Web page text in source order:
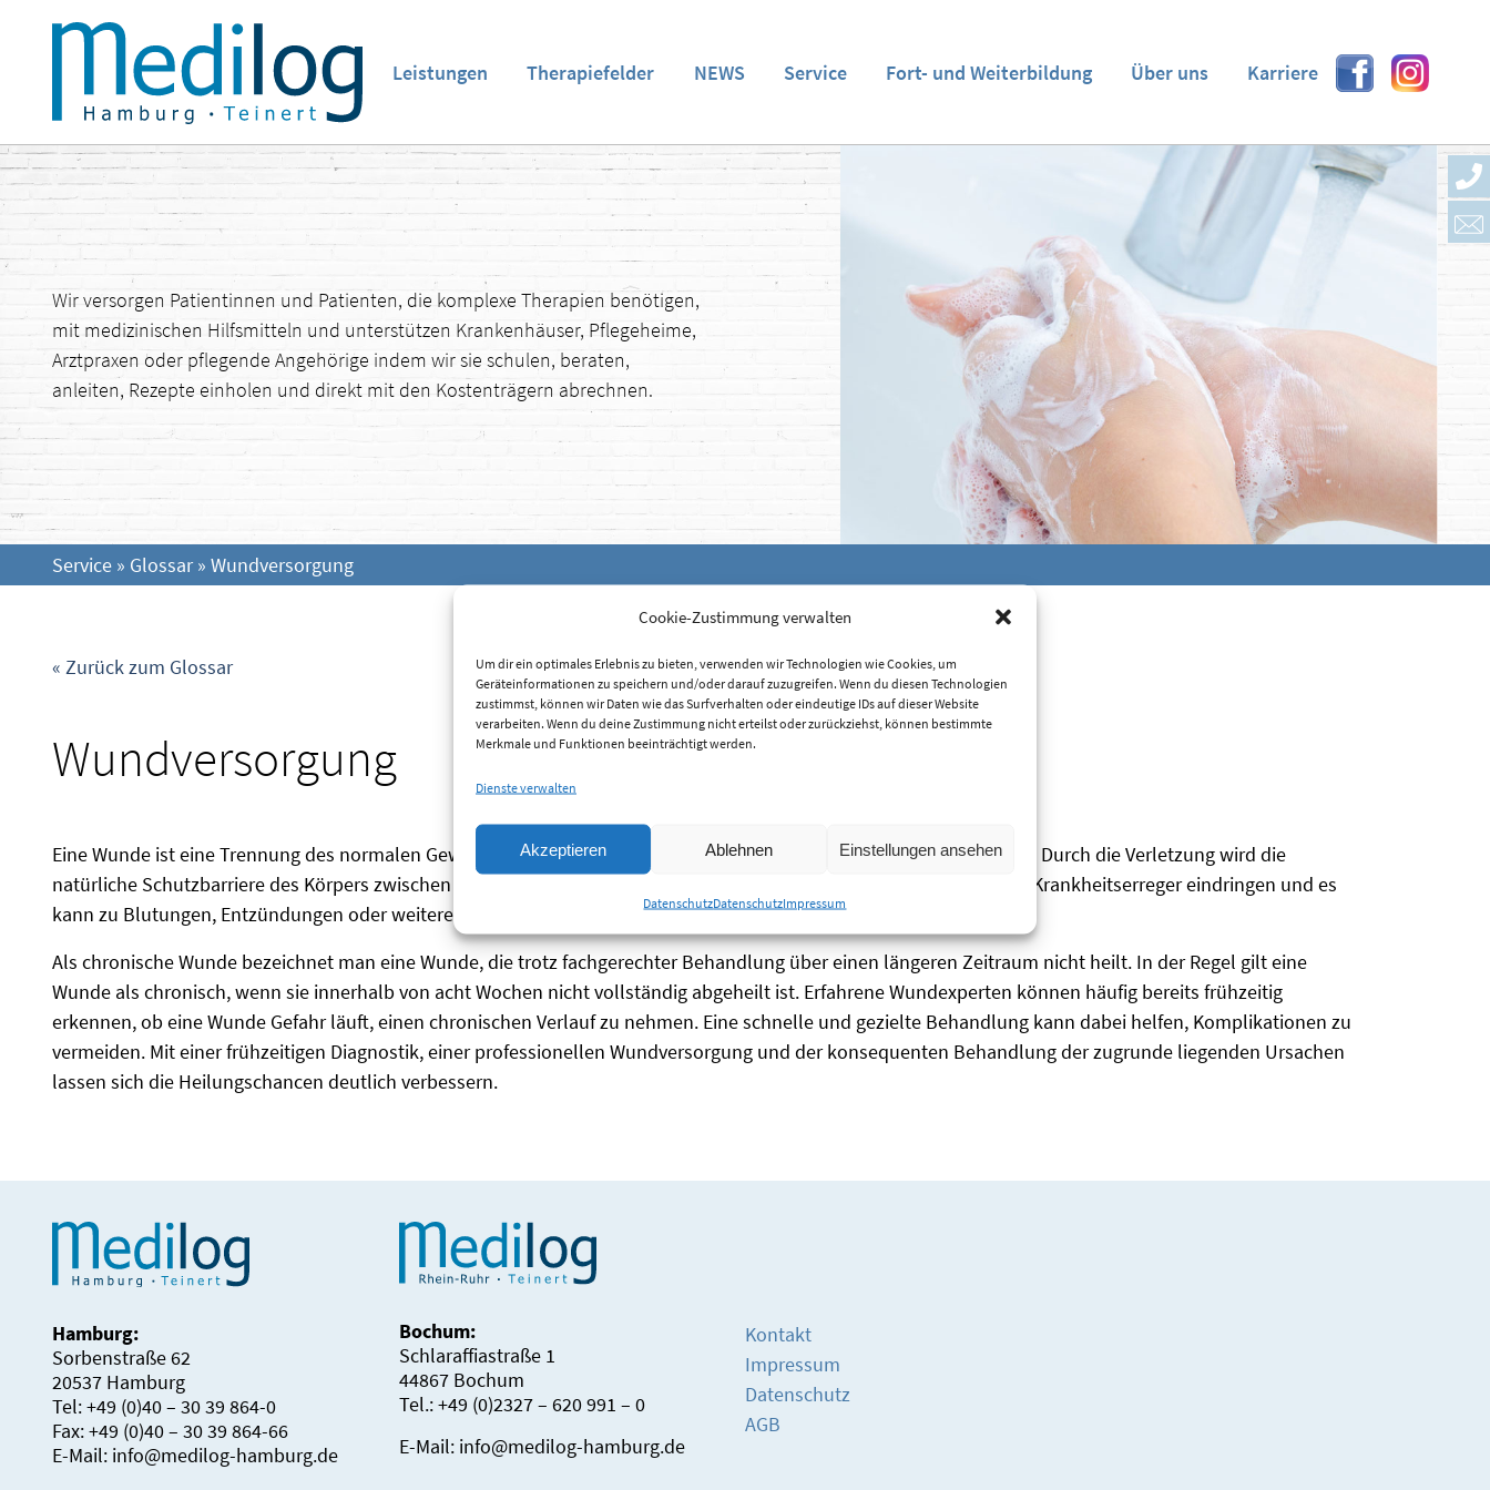
Cookie-Zustimmung verwalten
Um dir ein optimales Erlebnis zu bieten, verwenden wir Technologien wie Cookies, um
Geräteinformationen zu speichern und/oder darauf zuzugreifen. Wenn du diesen Technologien
zustimmst, können wir Daten wie das Surfverhalten oder eindeutige IDs auf dieser Website
verarbeiten. Wenn du deine Zustimmung nicht erteilst oder zurückziehst, können bestimmte
Merkmale und Funktionen beeinträchtigt werden.
Dienste verwalten
Akzeptieren Ablehnen Einstellungen ansehen
DatenschutzDatenschutzImpressum
Leistungen Therapiefelder NEWS Service Fort- und Weiterbildung Über uns Karriere FacebookInstagram
Wir versorgen Patientinnen und Patienten, die komplexe Therapien benötigen,
mit medizinischen Hilfsmitteln und unterstützen Krankenhäuser, Pflegeheime,
Arztpraxen oder pflegende Angehörige indem wir sie schulen, beraten,
anleiten, Rezepte einholen und direkt mit den Kostenträgern abrechnen.
Service » Glossar» Wundversorgung
« Zurück zum Glossar
Wundversorgung
Eine Wunde ist eine Trennung des normalen Gewebezusammenhangs an der äußeren oder inneren Körperoberfläche. Durch die Verletzung wird die
natürliche Schutzbarriere des Körpers zwischen dem Körperinneren und der Umwelt unterbrochen. Dadurch können Krankheitserreger eindringen und es
kann zu Blutungen, Entzündungen oder weiteren Komplikationen kommen.
Als chronische Wunde bezeichnet man eine Wunde, die trotz fachgerechter Behandlung über einen längeren Zeitraum nicht heilt. In der Regel gilt eine
Wunde als chronisch, wenn sie innerhalb von acht Wochen nicht vollständig abgeheilt ist. Erfahrene Wundexperten können häufig bereits frühzeitig
erkennen, ob eine Wunde Gefahr läuft, einen chronischen Verlauf zu nehmen. Eine schnelle und gezielte Behandlung kann dabei helfen, Komplikationen zu
vermeiden. Mit einer frühzeitigen Diagnostik, einer professionellen Wundversorgung und der konsequenten Behandlung der zugrunde liegenden Ursachen
lassen sich die Heilungschancen deutlich verbessern.
Hamburg:
Sorbenstraße 62
20537 Hamburg
Tel: +49 (0)40 – 30 39 864-0
Fax: +49 (0)40 – 30 39 864-66
E-Mail: info@medilog-hamburg.de
Bochum:
Schlaraffiastraße 1
44867 Bochum
Tel.: +49 (0)2327 – 620 991 – 0
E-Mail: info@medilog-hamburg.de
Kontakt
Impressum
Datenschutz
AGB